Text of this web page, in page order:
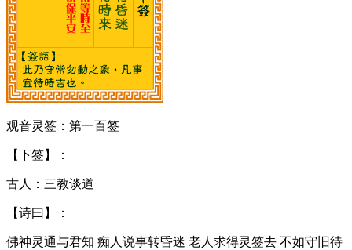
观音灵签：第一百签
【下签】：
古人：三教谈道
【诗曰】：
佛神灵通与君知 痴人说事转昏迷 老人求得灵签去 不如守旧待